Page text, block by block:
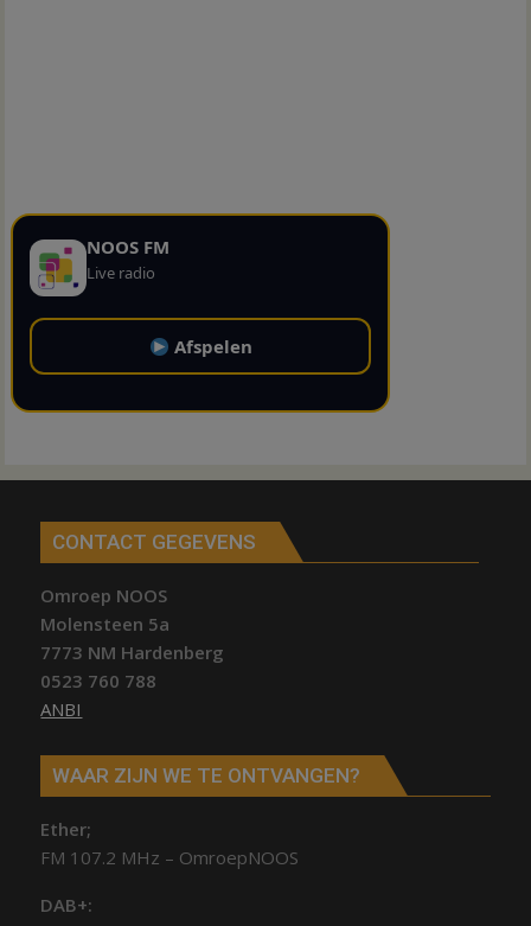
NOOS FM
Live radio
Afspelen
CONTACT GEGEVENS
Omroep NOOS
Molensteen 5a
7773 NM Hardenberg
0523 760 788
ANBI
WAAR ZIJN WE TE ONTVANGEN?
Ether;
FM 107.2 MHz – OmroepNOOS
DAB+: